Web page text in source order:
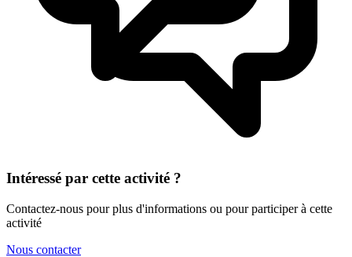
Intéressé par cette activité ?
Contactez-nous pour plus d'informations ou pour participer à cette
activité
Nous contacter